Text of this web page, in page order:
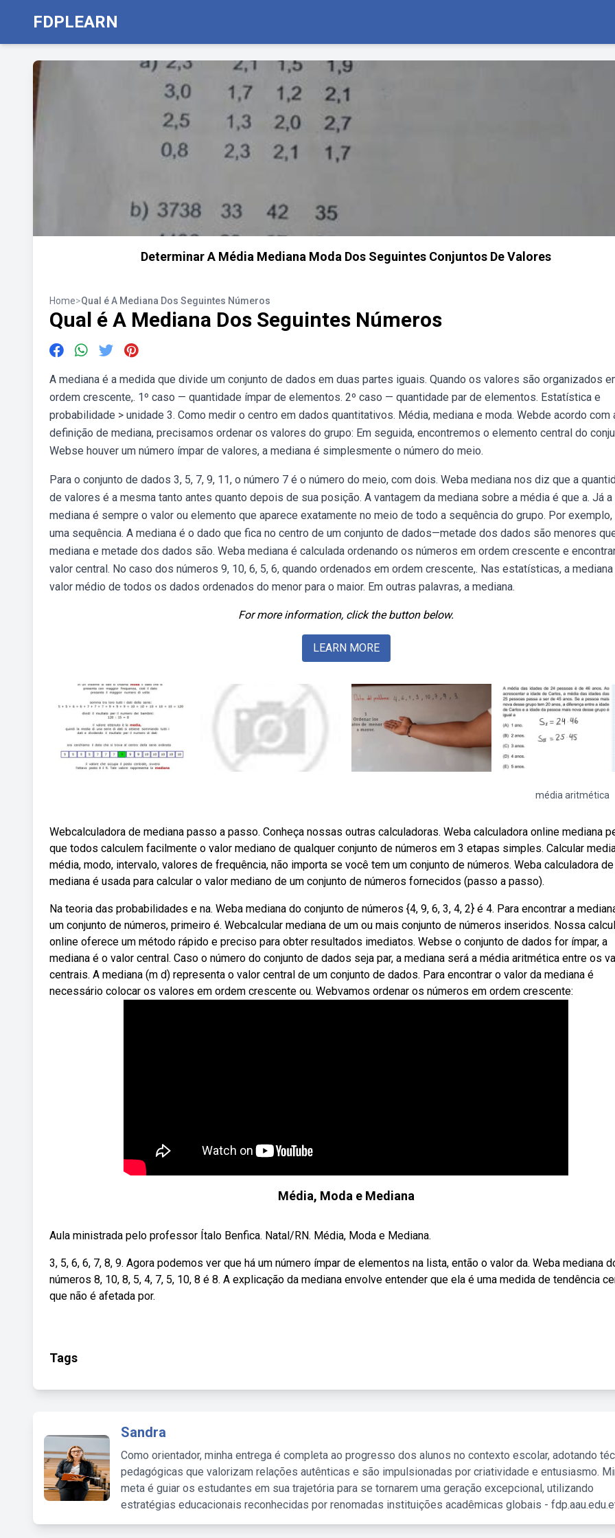
FDPLEARN
Determinar A Média Mediana Moda Dos Seguintes Conjuntos De Valores
Home>Qual é A Mediana Dos Seguintes Números
Qual é A Mediana Dos Seguintes Números
A mediana é a medida que divide um conjunto de dados em duas partes iguais. Quando os valores são organizados
ordem crescente,. 1º caso — quantidade ímpar de elementos. 2º caso — quantidade par de elementos. Estatística e
probabilidade > unidade 3. Como medir o centro em dados quantitativos. Média, mediana e moda. Webde acordo com
definição de mediana, precisamos ordenar os valores do grupo: Em seguida, encontremos o elemento central do
Webse houver um número ímpar de valores, a mediana é simplesmente o número do meio.
Para o conjunto de dados 3, 5, 7, 9, 11, o número 7 é o número do meio, com dois. Weba mediana nos diz que a
de valores é a mesma tanto antes quanto depois de sua posição. A vantagem da mediana sobre a média é que a. Já a
mediana é sempre o valor ou elemento que aparece exatamente no meio de todo a sequência do grupo. Por exemplo,
uma sequência. A mediana é o dado que fica no centro de um conjunto de dados—metade dos dados são menores
mediana e metade dos dados são. Weba mediana é calculada ordenando os números em ordem crescente e
valor central. No caso dos números 9, 10, 6, 5, 6, quando ordenados em ordem crescente,. Nas estatísticas, a mediana
valor médio de todos os dados ordenados do menor para o maior. Em outras palavras, a mediana.
For more information, click the button below.
LEARN MORE
média aritmética
Webcalculadora de mediana passo a passo. Conheça nossas outras calculadoras. Weba calculadora online mediana
que todos calculem facilmente o valor mediano de qualquer conjunto de números em 3 etapas simples. Calcular
média, modo, intervalo, valores de frequência, não importa se você tem um conjunto de números. Weba calculadora de
mediana é usada para calcular o valor mediano de um conjunto de números fornecidos (passo a passo).
Na teoria das probabilidades e na. Weba mediana do conjunto de números {4, 9, 6, 3, 4, 2} é 4. Para encontrar a
um conjunto de números, primeiro é. Webcalcular mediana de um ou mais conjunto de números inseridos. Nossa
online oferece um método rápido e preciso para obter resultados imediatos. Webse o conjunto de dados for ímpar, a
mediana é o valor central. Caso o número do conjunto de dados seja par, a mediana será a média aritmética entre os
centrais. A mediana (m d) representa o valor central de um conjunto de dados. Para encontrar o valor da mediana é
necessário colocar os valores em ordem crescente ou. Webvamos ordenar os números em ordem crescente:
Média, Moda e Mediana
Aula ministrada pelo professor Ítalo Benfica. Natal/RN. Média, Moda e Mediana.
3, 5, 6, 6, 7, 8, 9. Agora podemos ver que há um número ímpar de elementos na lista, então o valor da. Weba mediana
números 8, 10, 8, 5, 4, 7, 5, 10, 8 é 8. A explicação da mediana envolve entender que ela é uma medida de tendência
que não é afetada por.
Tags
Sandra
Como orientador, minha entrega é completa ao progresso dos alunos no contexto escolar, adotando
pedagógicas que valorizam relações autênticas e são impulsionadas por criatividade e entusiasmo.
meta é guiar os estudantes em sua trajetória para se tornarem uma geração excepcional, utilizando
estratégias educacionais reconhecidas por renomadas instituições acadêmicas globais -